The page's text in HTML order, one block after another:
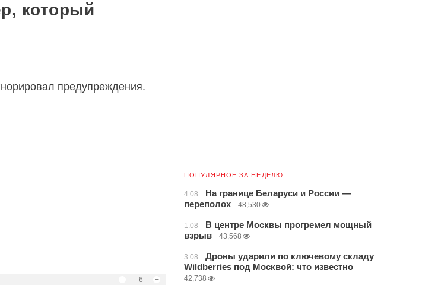
который
предупреждения.
– -6 +
ПОПУЛЯРНОЕ ЗА НЕДЕЛЮ
4.08
На границе Беларуси и России —
переполох
48,530
1.08
В центре Москвы прогремел мощный
взрыв
43,568
3.08
Дроны ударили по ключевому складу
Wildberries под Москвой: что известно
42,738